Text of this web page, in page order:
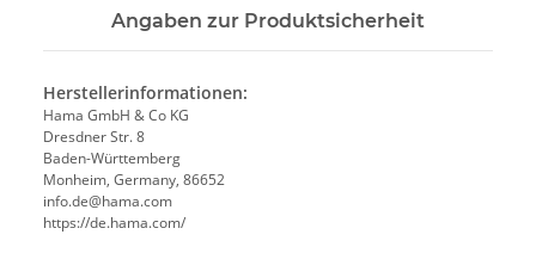
Angaben zur Produktsicherheit
Herstellerinformationen:
Hama GmbH & Co KG
Dresdner Str. 8
Baden-Württemberg
Monheim, Germany, 86652
info.de@hama.com
https://de.hama.com/